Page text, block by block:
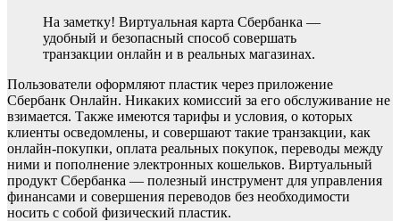
На заметку! Виртуальная карта Сбербанка —
удобный и безопасный способ совершать
транзакции онлайн и в реальных магазинах.
Пользователи оформляют пластик через приложение
Сбербанк Онлайн. Никаких комиссий за его обслуживание не
взимается. Также имеются тарифы и условия, о которых
клиенты осведомлены, и совершают такие транзакции, как
онлайн-покупки, оплата реальных покупок, переводы между
ними и пополнение электронных кошельков. Виртуальный
продукт Сбербанка — полезный инструмент для управления
финансами и совершения переводов без необходимости
носить с собой физический пластик.